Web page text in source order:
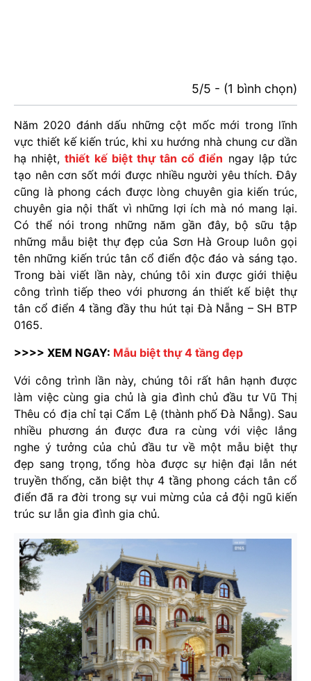
5/5 - (1 bình chọn)
Năm 2020 đánh dấu những cột mốc mới trong lĩnh
vực thiết kế kiến trúc, khi xu hướng nhà chung cư dần
hạ nhiệt,thiết kế biệt thự tân cổ điển ngay lập tức
tạo nên cơn sốt mới được nhiều người yêu thích. Đây
cũng là phong cách được lòng chuyên gia kiến trúc,
chuyên gia nội thất vì những lợi ích mà nó mang lại.
Có thể nói trong những năm gần đây, bộ sữu tập
những mẫu biệt thự đẹp của Sơn Hà Group luôn gọi
tên những kiến trúc tân cổ điển độc đáo và sáng tạo.
Trong bài viết lần này, chúng tôi xin được giới thiệu
công trình tiếp theo với phương án thiết kế biệt thự
tân cổ điển 4 tầng đầy thu hút tại Đà Nẵng – SH BTP
0165.
>>>> XEM NGAY: Mẫu biệt thự 4 tầng đẹp
Với công trình lần này, chúng tôi rất hân hạnh được
làm việc cùng gia chủ là gia đình chủ đầu tư Vũ Thị
Thêu có địa chỉ tại Cẩm Lệ (thành phố Đà Nẵng). Sau
nhiều phương án được đưa ra cùng với việc lắng
nghe ý tưởng của chủ đầu tư về một mẫu biệt thự
đẹp sang trọng, tổng hòa được sự hiện đại lẫn nét
truyền thống, căn biệt thự 4 tầng phong cách tân cổ
điển đã ra đời trong sự vui mừng của cả đội ngũ kiến
trúc sư lẫn gia đình gia chủ.